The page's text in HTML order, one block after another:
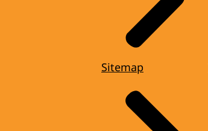
Sitemap